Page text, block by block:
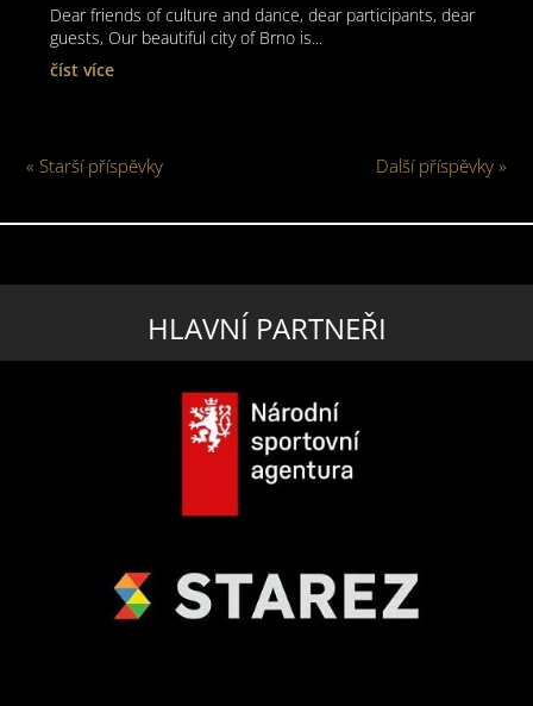
Dear friends of culture and dance, dear participants, dear
guests, Our beautiful city of Brno is...
číst více
« Starší příspěvky Další příspěvky »
HLAVNÍ PARTNEŘI